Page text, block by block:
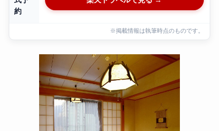
約
※掲載情報は執筆時点のものです。